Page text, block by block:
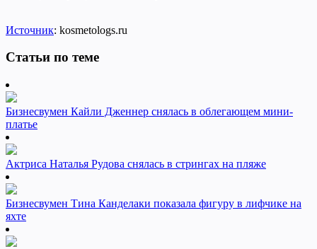
Источник: kosmetologs.ru
Статьи по теме
Бизнесвумен Кайли Дженнер снялась в облегающем мини-
платье
Актриса Наталья Рудова снялась в стрингах на пляже
Бизнесвумен Тина Канделаки показала фигуру в лифчике на
яхте